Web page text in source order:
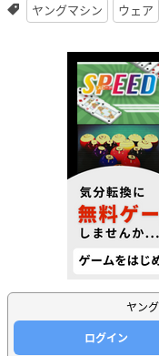
ヤングマシン ウェア
ヤン
ログイン